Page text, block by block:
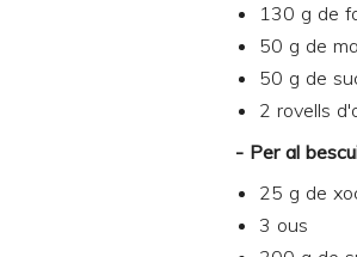
130 g de
50 g de
50 g de
2 rovells
- Per al
25 g de
3 ous